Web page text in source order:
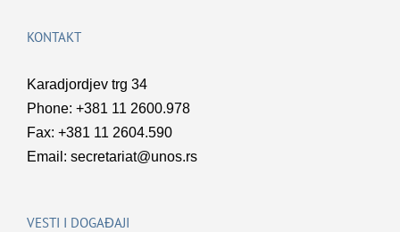
KONTAKT
Karadjordjev trg 34
Phone: +381 11 2600.978
Fax: +381 11 2604.590
Email: secretariat@unos.rs
VESTI I DOGAĐAJI